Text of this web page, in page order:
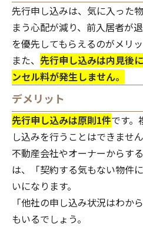
先行申し込みは、気に入った
まう心配が減り、前入居者が
を優先してもらえるのがメリッ
また、 先行申し込みは内見後
ンセル料が発生しません。
デメリット
先行申し込みは原則1件です。
し込みを行うことはできません
不動産会社やオーナーからす
は、「契約する気もない物件
いになります。
「他社の申し込み状況はわか
もいるでしょう。